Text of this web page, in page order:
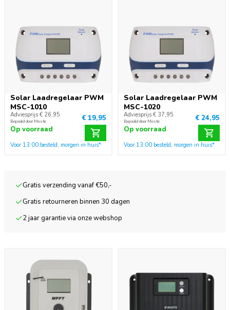
Solar Laadregelaar PWM
MSC-1010
Adviesprijs € 26,95
Bepaald door Mestic
€ 19,95
Op voorraad
Voor 13:00 besteld, morgen in huis*
Solar Laadregelaar PWM
MSC-1020
Adviesprijs € 37,95
Bepaald door Mestic
€ 24,95
Op voorraad
Voor 13:00 besteld, morgen in huis*
Gratis verzending vanaf €50,-
Gratis retourneren binnen 30 dagen
2 jaar garantie via onze webshop